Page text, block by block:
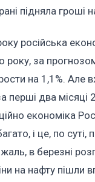
підняла гроші
російська
року, за
на 1,1%. Але
перші два місяці
економіка
і це, по суті,
жаль, в березні
на нафту пішли